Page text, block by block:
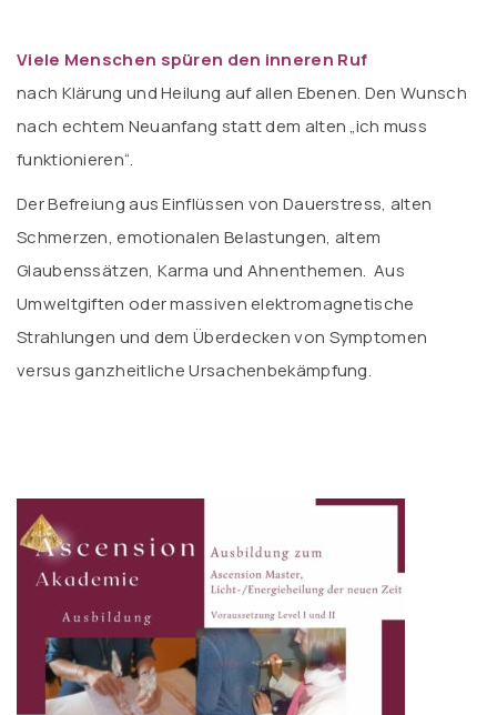
Viele Menschen spüren den inneren Ruf
nach Klärung und Heilung auf allen Ebenen. Den Wunsch
nach echtem Neuanfang statt dem alten „ich muss
funktionieren“.
Der Befreiung aus Einflüssen von Dauerstress, alten
Schmerzen, emotionalen Belastungen, altem
Glaubenssätzen, Karma und Ahnenthemen. Aus
Umweltgiften oder massiven elektromagnetische
Strahlungen und dem Überdecken von Symptomen
versus ganzheitliche Ursachenbekämpfung.